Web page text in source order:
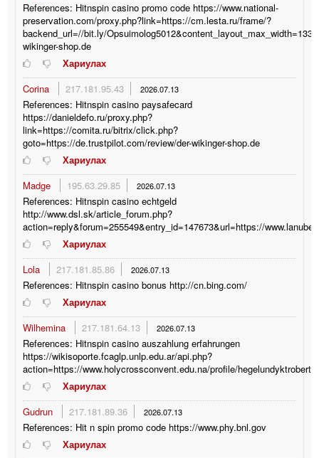
References: Hitnspin casino promo code https://www.national-
preservation.com/proxy.php?link=https://cm.lesta.ru/frame/?
backend_url=//bit.ly/
wikinger-shop.de
Хариулах
Corina
217.181.95.43 2026.07.13
References: Hitnspin casino paysafecard
https://danieldefo.ru/proxy.php?
link=https://comita.ru/bitrix/click.php?
goto=https://de.trustpilot.com/review/der-wikinger-shop.de
Хариулах
Madge
195.63.29.85 2026.07.13
References: Hitnspin casino echtgeld
http://www.dsl.sk/article_forum.php?
action=reply&forum=255549&entry_id=147673&url=https://
Хариулах
Lola
217.181.85.86 2026.07.13
References: Hitnspin casino bonus http://cn.bing.com/
Хариулах
Wilhemina
217.181.64.13 2026.07.13
References: Hitnspin casino auszahlung erfahrungen
https://wikisoporte.fcaglp.unlp.edu.ar/api.php?
action=https://www.holycrossconvent.edu.na/profile/
Хариулах
Gudrun
217.181.89.36 2026.07.13
References: Hit n spin promo code https://www.phy.bnl.gov
Хариулах